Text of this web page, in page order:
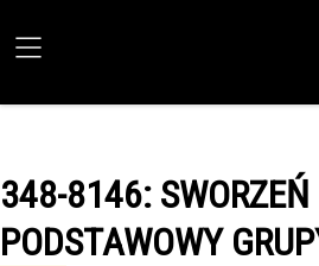
348-8146: SWORZEŃ
PODSTAWOWY